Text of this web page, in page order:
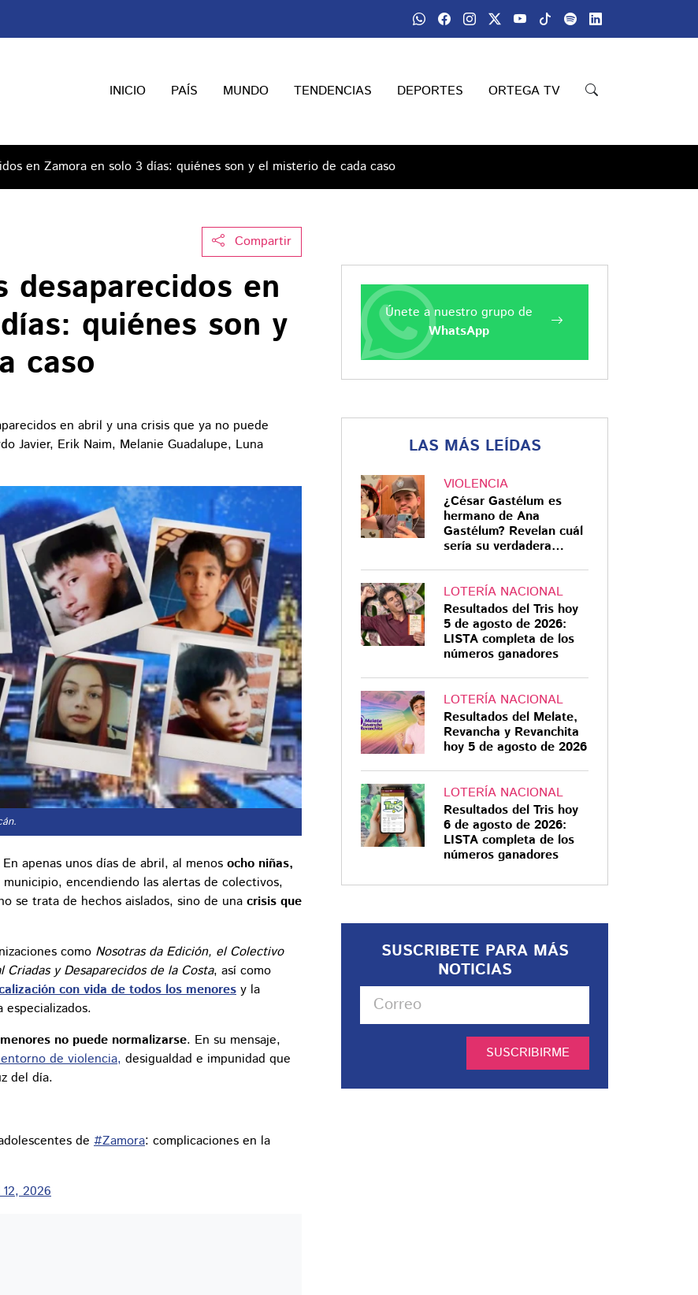
INICIO PAÍS MUNDO TENDENCIAS DEPORTES ORTEGA TV
en Zamora en solo 3 días: quiénes son y el misterio de cada caso
Compartir
desaparecidos en
quiénes son y
caso
en abril y una crisis que ya no puede
Javier, Erik Naim, Melanie Guadalupe, Luna
En apenas unos días de abril, al menos ocho niñas,
encendiendo las alertas de colectivos,
se trata de hechos aislados, sino de una crisis que
como Nosotras da Edición, el Colectivo
y Desaparecidos de la Costa, así como
con vida de todos los menores y la
no puede normalizarse. En su mensaje,
de violencia, desigualdad e impunidad que
del día.
de #Zamora: complicaciones en la
2026
Únete a nuestro grupo de
WhatsApp
LAS MÁS LEÍDAS
VIOLENCIA
¿César Gastélum es
hermano de Ana
Gastélum? Revelan cuál
sería su verdadera
LOTERÍA NACIONAL
Resultados del Tris hoy
5 de agosto de 2026:
LISTA completa de los
números ganadores
LOTERÍA NACIONAL
Resultados del Melate,
Revancha y Revanchita
hoy 5 de agosto de 2026
LOTERÍA NACIONAL
Resultados del Tris hoy
6 de agosto de 2026:
LISTA completa de los
números ganadores
SUSCRIBETE PARA MÁS
NOTICIAS
SUSCRIBIRME